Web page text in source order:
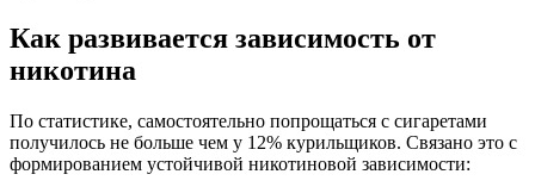
Как развивается зависимость от
никотина
По статистике, самостоятельно попрощаться с сигаретами
получилось не больше чем у 12% курильщиков. Связано это с
формированием устойчивой никотиновой зависимости: